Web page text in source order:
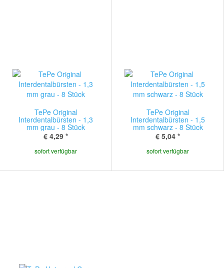
TePe Original
Interdentalbürsten - 1,3
mm grau - 8 Stück
€ 4,29 *
sofort verfügbar
TePe Original
Interdentalbürsten - 1,5
mm schwarz - 8 Stück
€ 5,04 *
sofort verfügbar